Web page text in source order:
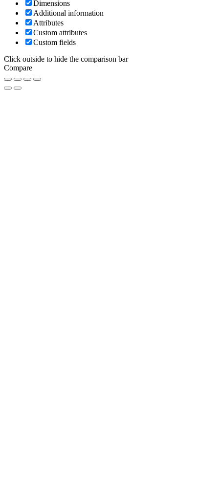
Dimensions
Additional information
Attributes
Custom attributes
Custom fields
Click outside to hide the comparison bar
Compare